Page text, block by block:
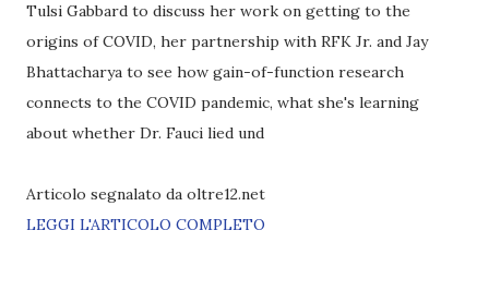
Tulsi Gabbard to discuss her work on getting to the
origins of COVID, her partnership with RFK Jr. and Jay
Bhattacharya to see how gain-of-function research
connects to the COVID pandemic, what she's learning
about whether Dr. Fauci lied und
Articolo segnalato da oltre12.net
LEGGI L'ARTICOLO COMPLETO